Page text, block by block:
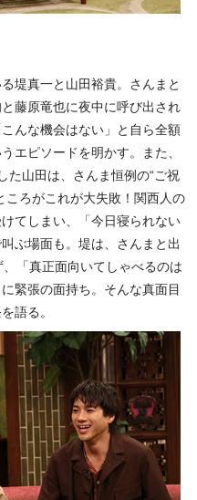
堤真一と山田裕貴。さんまと
藤原竜也に夜中に呼び出され
んな機会はない」と自ら全額
エピソードを明かす。また、
た山田は、さんま恒例の“ご祝
ころがこれが大失敗！関西人の
てしまい、「今日寝られない
ぶ場面も。堤は、さんまと出
「真正面向いてしゃべるのは
緊張の面持ち。そんな真面目
語る。